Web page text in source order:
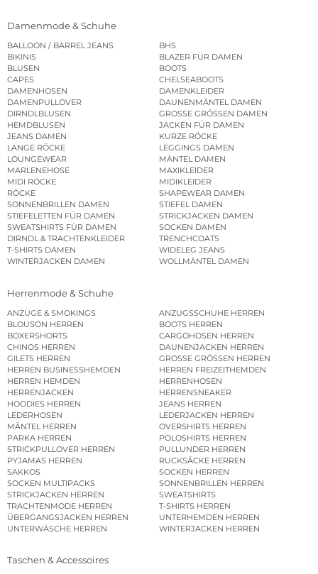
Damenmode & Schuhe
BALLOON / BARREL JEANS
BHS
BIKINIS
BLAZER FÜR DAMEN
BLUSEN
BOOTS
CAPES
CHELSEABOOTS
DAMENHOSEN
DAMENKLEIDER
DAMENPULLOVER
DAUNENMÄNTEL DAMEN
DIRNDLBLUSEN
GROSSE GRÖSSEN DAMEN
HEMDBLUSEN
JACKEN FÜR DAMEN
JEANS DAMEN
KURZE RÖCKE
LANGE RÖCKE
LEGGINGS DAMEN
LOUNGEWEAR
MÄNTEL DAMEN
MARLENEHOSE
MAXIKLEIDER
MIDI RÖCKE
MIDIKLEIDER
RÖCKE
SHAPEWEAR DAMEN
SONNENBRILLEN DAMEN
STIEFEL DAMEN
STIEFELETTEN FÜR DAMEN
STRICKJACKEN DAMEN
SWEATSHIRTS FÜR DAMEN
SOCKEN DAMEN
DIRNDL & TRACHTENKLEIDER
TRENCHCOATS
T-SHIRTS DAMEN
WIDELEG JEANS
WINTERJACKEN DAMEN
WOLLMÄNTEL DAMEN
Herrenmode & Schuhe
ANZÜGE & SMOKINGS
ANZUGSSCHUHE HERREN
BLOUSON HERREN
BOOTS HERREN
BOXERSHORTS
CARGOHOSEN HERREN
CHINOS HERREN
DAUNENJACKEN HERREN
GILETS HERREN
GROSSE GRÖSSEN HERREN
HERREN BUSINESSHEMDEN
HERREN FREIZEITHEMDEN
HERREN HEMDEN
HERRENHOSEN
HERRENJACKEN
HERRENSNEAKER
HOODIES HERREN
JEANS HERREN
LEDERHOSEN
LEDERJACKEN HERREN
MÄNTEL HERREN
OVERSHIRTS HERREN
PARKA HERREN
POLOSHIRTS HERREN
STRICKPULLOVER HERREN
PULLUNDER HERREN
PYJAMAS HERREN
RUCKSÄCKE HERREN
SAKKOS
SOCKEN HERREN
SOCKEN MULTIPACKS
SONNENBRILLEN HERREN
STRICKJACKEN HERREN
SWEATSHIRTS
TRACHTENMODE HERREN
T-SHIRTS HERREN
ÜBERGANGSJACKEN HERREN
UNTERHEMDEN HERREN
UNTERWÄSCHE HERREN
WINTERJACKEN HERREN
Taschen & Accessoires